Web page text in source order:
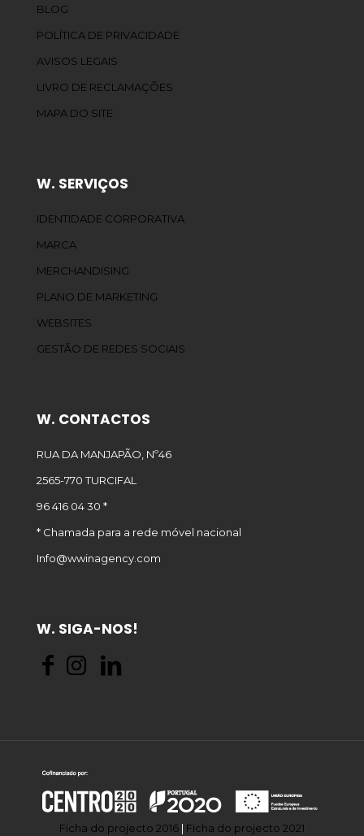
BLOG
POLÍTICA DE PRIVACIDADE
AVISOS LEGAIS
LIVRO DE RECLAMAÇÕES
MAPA DO SITE
W. SERVIÇOS
IDENTIDADE CORPORATIVA
MARCA
MERCHANDISING
PLANO DE MARKETING
WEBSITES
GESTÃO DE REDES SOCIAIS
W. CONTACTOS
RUA DA MANJAPÃO, Nº46
2565-770 TURCIFAL
96 416 04 30 *
* Chamada para a rede móvel nacional
Info@wwinagency.com
W. SIGA-NOS!
Ficha do projecto 2016 | Ficha do projecto 2021